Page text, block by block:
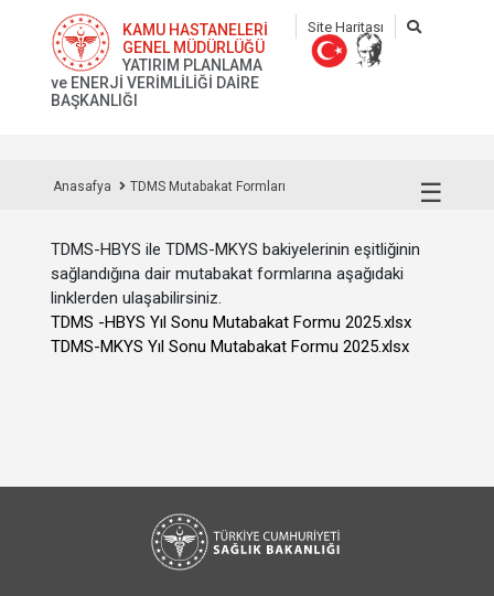
KAMU HASTANELERİ
GENEL MÜDÜRLÜĞÜ
YATIRIM PLANLAMA
ve ENERJİ VERİMLİLİĞİ DAİRE
BAŞKANLIĞI
Site Haritası
☰
Anasafya TDMS Mutabakat Formları
TDMS-HBYS ile TDMS-MKYS bakiyelerinin eşitliğinin
sağlandığına dair mutabakat formlarına aşağıdaki
linklerden ulaşabilirsiniz.
TDMS -HBYS Yıl Sonu Mutabakat Formu 2025.xlsx
TDMS-MKYS Yıl Sonu Mutabakat Formu 2025.xlsx